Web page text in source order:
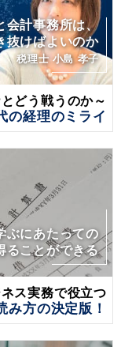
会計事務所は、
抜けばよいのか
税理士 小島 孝子
どう戦うのか～
の経理のミライ
ぶにあたっての
ることができる
ス実務で役立つ
み方の決定版！